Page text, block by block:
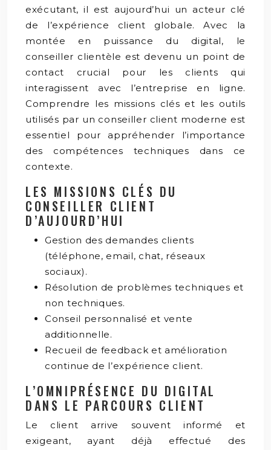
exécutant, il est aujourd’hui un acteur clé
de l’expérience client globale. Avec la
montée en puissance du digital, le
conseiller clientèle est devenu un point de
contact crucial pour les clients qui
interagissent avec l’entreprise en ligne.
Comprendre les missions clés et les outils
utilisés par un conseiller client moderne est
essentiel pour appréhender l’importance
des compétences techniques dans ce
contexte.
LES MISSIONS CLÉS DU
CONSEILLER CLIENT
D’AUJOURD’HUI
Gestion des demandes clients
(téléphone, email, chat, réseaux
sociaux).
Résolution de problèmes techniques et
non techniques.
Conseil personnalisé et vente
additionnelle.
Recueil de feedback et amélioration
continue de l’expérience client.
L’OMNIPRÉSENCE DU DIGITAL
DANS LE PARCOURS CLIENT
Le client arrive souvent informé et
exigeant, ayant déjà effectué des